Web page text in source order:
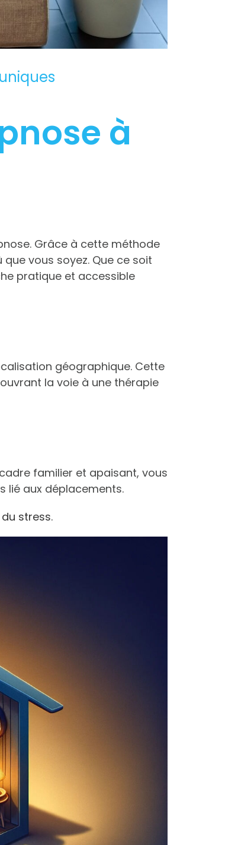
à
Grâce à cette méthode
vous soyez. Que ce soit
pratique et accessible
géographique. Cette
la voie à une thérapie
familier et apaisant, vous
lié aux déplacements.
stress.